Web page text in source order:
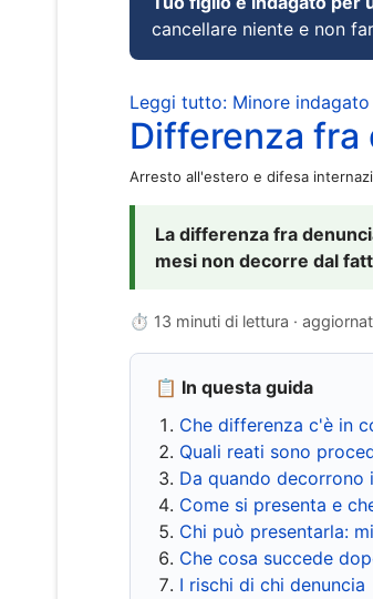
cancellare niente e non
Leggi tutto: Minore
Differenza fra
Arresto all'estero e difesa
La differenza fra
mesi non decorre dal
⏱ 13 minuti di lettura ·
📋 In questa guida
Che differenza c'è in
Quali reati sono
Da quando decorrono
Come si presenta e
Chi può presentarla:
Che cosa succede
I rischi di chi denuncia